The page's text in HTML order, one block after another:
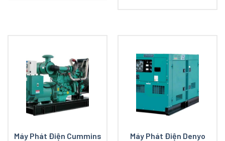
Máy Phát Điện Cummins Máy Phát Điện Denyo